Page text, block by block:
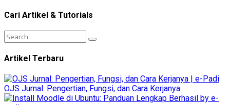
Cari Artikel & Tutorials
Artikel Terbaru
OJS Jurnal: Pengertian, Fungsi, dan Cara Kerjanya